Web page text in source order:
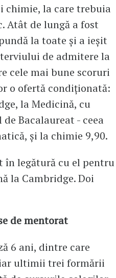
chimie, la care trebuia
Atât de lungă a fost
la toate și a ieșit
de admitere la
cele mai bune scoruri
o ofertă condiționată:
la Medicină, cu
Bacalaureat - ceea
și la chimie 9,90.
în legătură cu el pentru
la Cambridge. Doi
de mentorat
6 ani, dintre care
ultimii trei formării